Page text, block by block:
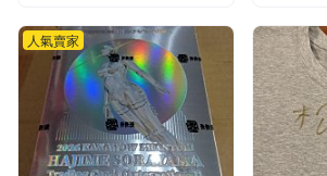
人氣賣家